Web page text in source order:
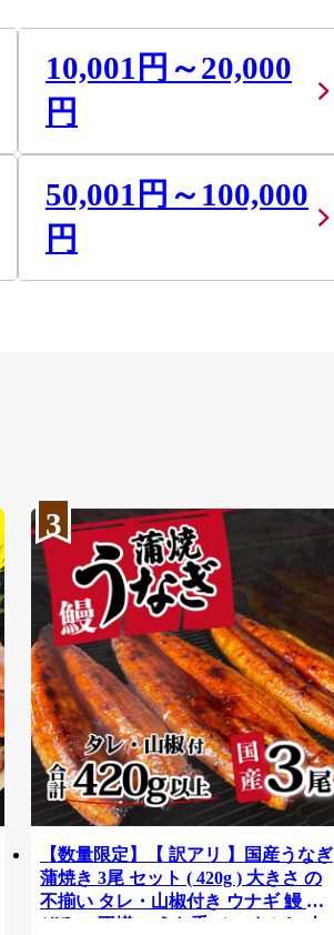
10,001円～20,000
円
50,001円～100,000
円
3
【数量限定】【 訳アリ 】国産うなぎ
蒲焼き 3尾 セット ( 420g ) 大きさ の
不揃い タレ・山椒付き ウナギ 鰻 ふ
ぞろい 不揃い うな重 ひつまぶし 人